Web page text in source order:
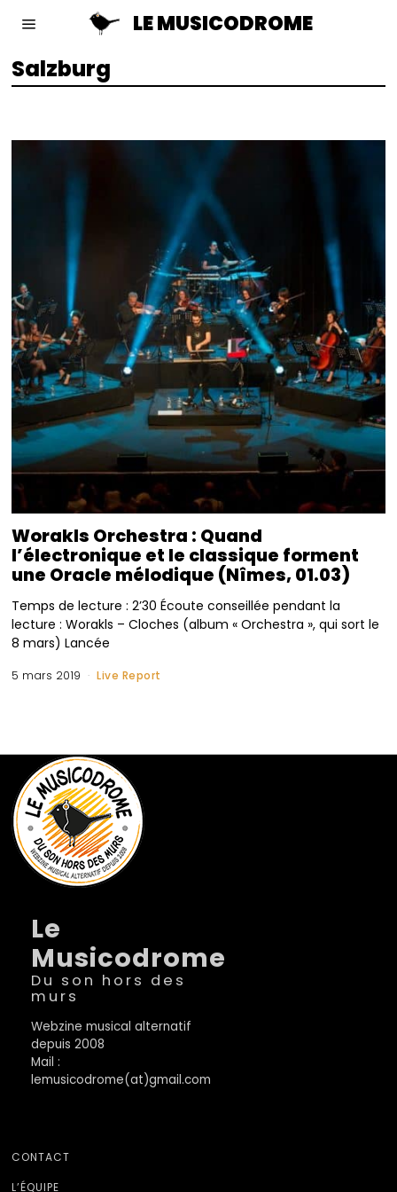
LE MUSICODROME
Salzburg
Worakls Orchestra : Quand
l’électronique et le classique forment
une Oracle mélodique (Nîmes, 01.03)
Temps de lecture : 2’30 Écoute conseillée pendant la
lecture : Worakls – Cloches (album « Orchestra », qui sort le
8 mars) Lancée
5 mars 2019 Live Report
Le
Musicodrome
Du son hors des
murs
Webzine musical alternatif
depuis 2008
Mail :
lemusicodrome(at)gmail.com
CONTACT
L’ÉQUIPE